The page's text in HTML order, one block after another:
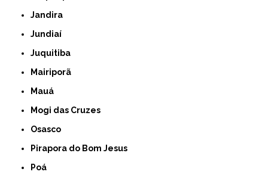
Jandira
Jundiaí
Juquitiba
Mairiporã
Mauá
Mogi das Cruzes
Osasco
Pirapora do Bom Jesus
Poá